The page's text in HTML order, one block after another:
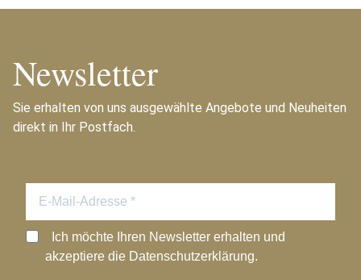
Newsletter
Sie erhalten von uns ausgewählte Angebote und Neuheiten
direkt in Ihr Postfach.
Ich möchte Ihren Newsletter erhalten und
akzeptiere die Datenschutzerklärung.